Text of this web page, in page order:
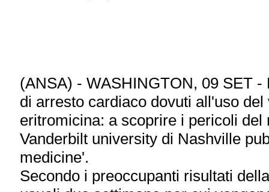
(ANSA) - WASHINGTON, 09 SET
di arresto cardiaco dovuti all'uso
eritromicina: a scoprire i pericoli
Vanderbilt university di Nashville
medicine'.
Secondo i preoccupanti risultati